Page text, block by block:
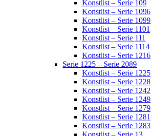
Konstlist – Serie 109
Konstlist – Serie 1096
Konstlist – Serie 1099
Konstlist – Serie 1101
Konstlist – Serie 111
Konstlist – Serie 1114
Konstlist – Serie 1216
Serie 1225 – Serie 2089
Konstlist – Serie 1225
Konstlist – Serie 1228
Konstlist – Serie 1242
Konstlist – Serie 1249
Konstlist – Serie 1279
Konstlist – Serie 1281
Konstlist – Serie 1283
Konstlist – Serie 13